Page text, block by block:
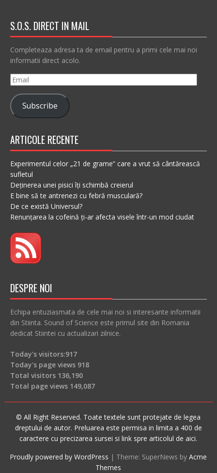
S.O.S. DIRECT IN MAIL
Completeaza adresa ta de email pentru a primi cele mai noi
informatii direct acolo.
Email
Subscribe
ARTICOLE RECENTE
Experimentul celor „21 de grame” care a vrut să cântărească
sufletul
Deținerea unei pisici îți schimbă creierul
E bine să te antrenezi cu febră musculară?
De ce există Universul?
Renunțarea la cofeină ți-ar afecta visele într-un mod ciudat
DESPRE NOI
Echipa entuziasmata de cele mai noi si interesante informatii
din Stiinta. Sound of Science este primul site din Romania
dedicat Stiintei cu actualizari zilnice.
Today's visitors:917
Today's page views 918
Total visitors 136,190
Total page views 149,087
© All Right Reserved. Toate textele sunt protejate de legea
dreptului de autor. Preluarea este permisa in limita a 400 de
caractere cu precizarea sursei si link spre articolul de aici.
Proudly powered by WordPress | Theme: SuperNews byAcme
Themes